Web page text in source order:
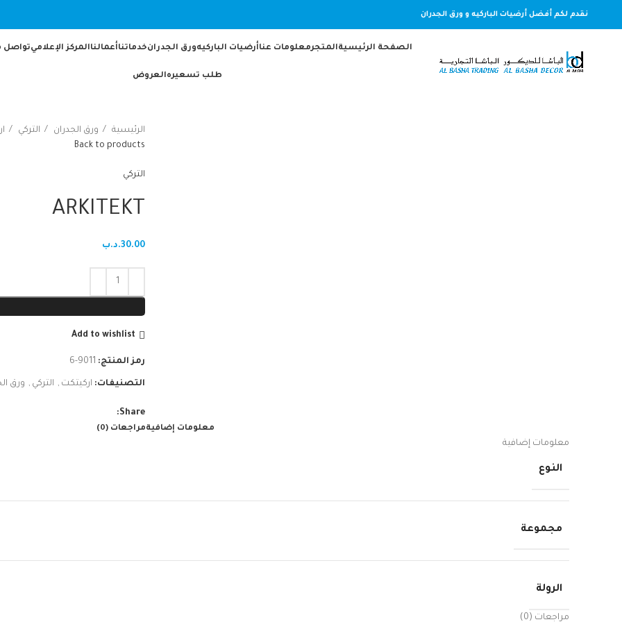
نقدم لكم أفضل أرضيات الباركيه و ورق الجدران
الصفحة الرئيسيةالمتجرمعلومات عناأرضيات الباركيهورق الجدرانخدماتناأعمالناالمركز الإعلاميتواصل
طلب تسعيرهالعروض
الرئيسية ورق الجدران التركي
Back to products
التركي
ARKITEKT
30.00.د.ب
Add to wishlist
رمز المنتج: 9011-6
التصنيفات: اركيتكت , التركي , ورق
Share:
معلومات إضافيةمراجعات (0)
معلومات إضافية
النوع
مجموعة
الرولة
مراجعات (0)